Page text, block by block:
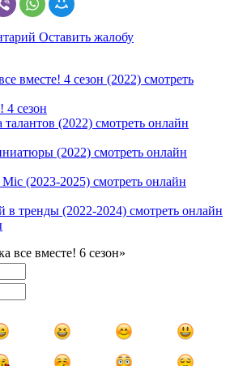
Оставить жалобу
4 сезон
все вместе! 6 сезон»